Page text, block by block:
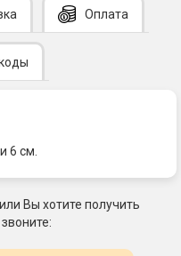
Оплата
6 см.
Вы хотите получить